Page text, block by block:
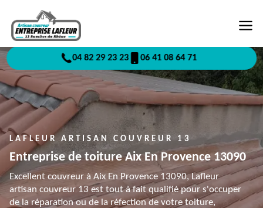
04 82 29 23 23 06 41 08 64 71
LAFLEUR ARTISAN COUVREUR 13
Entreprise de toiture Aix En Provence 13090
Excellent couvreur à Aix En Provence 13090, Lafleur
artisan couvreur 13 est tout à fait qualifié pour s'occuper
de la réparation ou de la réfection de votre toiture,